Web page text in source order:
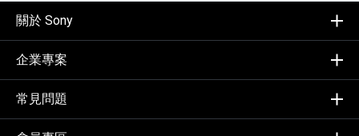
關於 Sony
企業專案
常見問題